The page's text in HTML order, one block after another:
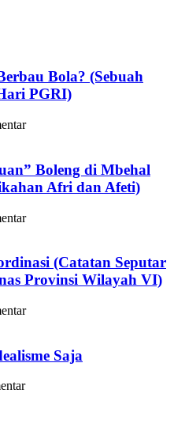
Bola? (Sebuah
PGRI)
Boleng di Mbehal
Afri dan Afeti)
(Catatan Seputar
Provinsi Wilayah VI)
Saja